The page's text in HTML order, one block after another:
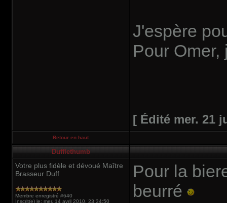
J'espère
Pour
[ Édité mer. 21
Retour en haut
Dufflethumb
Votre plus fidèle et dévoué Maître
Brasseur Duff
Membre enregistré #640
Inscrit(e) le: mer. 14 avril 2010, 23:34:50
Pour la
beurré